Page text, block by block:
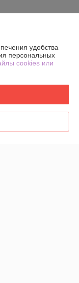
удобства
персональных
cookies или